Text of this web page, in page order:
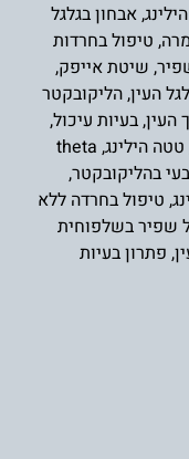
,אבחון בגלגל
, טיפול בחרדות
, שיטת אייפק,
העין,הליקובקטר
העין,בעיות עיכול,
טטה הילינג,
theta
בהליקובקטר,
, טיפול בחרדה ללא
שפיר בשלפוחית
, פתרון בעיות